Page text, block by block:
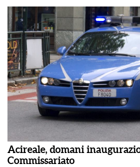
Acireale, domani
Commissariato